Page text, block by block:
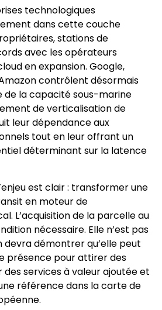
technologiques
dans cette couche
stations de
avec les opérateurs
en expansion. Google,
contrôlent désormais
de la capacité sous-marine
de verticalisation de
leur dépendance aux
tout en leur offrant un
déterminant sur la latence
est clair : transformer une
en moteur de
L’acquisition de la parcelle au
nécessaire. Elle n’est pas
devra démontrer qu’elle peut
présence pour attirer des
services à valeur ajoutée et
référence dans la carte de